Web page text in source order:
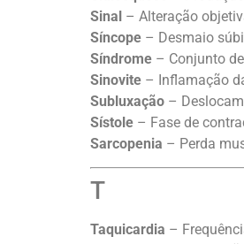
Sinal – Alteração
Síncope – Desmaio
Síndrome – Conjunto
Sinovite – Inflamação
Subluxação –
Sístole – Fase de
Sarcopenia – Perda
T
Taquicardia –